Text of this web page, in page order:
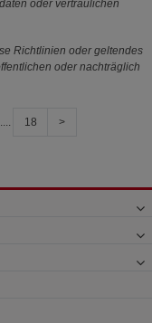
oder vertraulichen
Richtlinien oder geltendes
oder nachträglich
.... 18 >